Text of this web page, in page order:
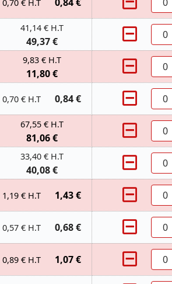
0,70 € H.T
41,14 € H.T
49,37 €
9,83 € H.T
11,80 €
0,70 € H.T 0,84 €
67,55 € H.T
81,06 €
33,40 € H.T
40,08 €
1,19 € H.T 1,43 €
0,57 € H.T 0,68 €
0,89 € H.T 1,07 €